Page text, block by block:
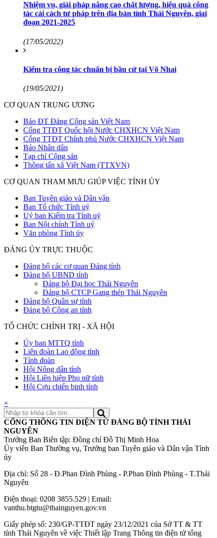
Nhiệm vụ, giải pháp nâng cao chất lượng, hiệu quả công
tác cải cách tư pháp trên địa bàn tỉnh Thái Nguyên, giai
đoạn 2021-2025
(17/05/2022)
Kiểm tra công tác chuẩn bị bầu cử tại Võ Nhai
(19/05/2021)
CƠ QUAN TRUNG ƯƠNG
Báo ĐT Đảng Cộng sản Việt Nam
Cổng TTĐT Quốc hội Nước CHXHCN Việt Nam
Cổng TTĐT Chính phủ Nước CHXHCN Việt Nam
Báo Nhân dân
Tạp chí Cộng sản
Thông tấn xã Việt Nam (TTXVN)
CƠ QUAN THAM MƯU GIÚP VIỆC TỈNH ỦY
Ban Tuyên giáo và Dân vận
Ban Tổ chức Tỉnh uỷ
Uỷ ban Kiểm tra Tỉnh uỷ
Ban Nội chính Tỉnh uỷ
Văn phòng Tỉnh ủy
ĐẢNG ỦY TRỰC THUỘC
Đảng bộ các cơ quan Đảng tỉnh
Đảng bộ UBND tỉnh
Đảng bộ Đại học Thái Nguyên
Đảng bộ CTCP Gang thép Thái Nguyên
Đảng bộ Quân sự tỉnh
Đảng bộ Công an tỉnh
TỔ CHỨC CHÍNH TRỊ - XÃ HỘI
Ủy ban MTTQ tỉnh
Liên đoàn Lao động tỉnh
Tỉnh đoàn
Hội Nông dân tỉnh
Hội Liên hiệp Phụ nữ tỉnh
Hội Cựu chiến binh tỉnh
×
CỔNG THÔNG TIN ĐIỆN TỬ ĐẢNG BỘ TỈNH THÁI
NGUYÊN
Trưởng Ban Biên tập: Đồng chí Đỗ Thị Minh Hoa
Ủy viên Ban Thường vụ, Trưởng ban Tuyên giáo và Dân vận Tỉnh
ủy
Địa chỉ: Số 28 - Đ.Phan Đình Phùng - P.Phan Đình Phùng - T.Thái
Nguyên
Điện thoại: 0208 3855.529 | Email:
vanthu.btgtu@thainguyen.gov.vn
Giấy phép số: 230/GP-TTĐT ngày 23/12/2021 của Sở TT & TT
tỉnh Thái Nguyên về việc Thiết lập Trang Thông tin điện tử tổng